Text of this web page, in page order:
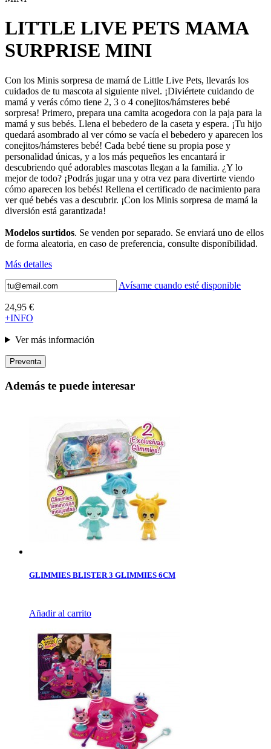
LITTLE LIVE PETS MAMA
SURPRISE MINI
Con los Minis sorpresa de mamá de Little Live Pets, llevarás los
cuidados de tu mascota al siguiente nivel. ¡Diviértete cuidando de
mamá y verás cómo tiene 2, 3 o 4 conejitos/hámsteres bebé
sorpresa! Primero, prepara una camita acogedora con la paja para la
mamá y sus bebés. Llena el bebedero de la caseta y espera. ¡Tu hijo
quedará asombrado al ver cómo se vacía el bebedero y aparecen los
conejitos/hámsteres bebé! Cada bebé tiene su propia pose y
personalidad únicas, y a los más pequeños les encantará ir
descubriendo qué adorables mascotas llegan a la familia. ¿Y lo
mejor de todo? ¡Podrás jugar una y otra vez para divertirte viendo
cómo aparecen los bebés! Rellena el certificado de nacimiento para
ver qué bebés vas a descubrir. ¡Con los Minis sorpresa de mamá la
diversión está garantizada!
Modelos surtidos. Se venden por separado. Se enviará uno de ellos
de forma aleatoria, en caso de preferencia, consulte disponibilidad.
Más detalles
Avísame cuando esté disponible
24,95 €
+INFO
Ver más información
Preventa
Además te puede interesar
GLIMMIES BLISTER 3 GLIMMIES 6CM
Añadir al carrito